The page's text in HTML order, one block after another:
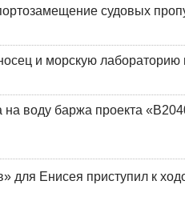
судовых
и морскую
воду баржа проекта
для Енисея приступил к